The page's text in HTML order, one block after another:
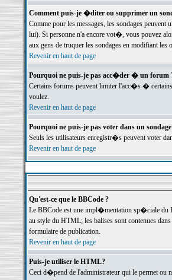
Comment puis-je �diter ou supprimer un
Comme pour les messages, les sondages
lui). Si personne n'a encore vot�, vous pouvez
aux gens de truquer les sondages en modifiant
Revenir en haut de page
Pourquoi ne puis-je pas acc�der � un forum
Certains forums peuvent limiter l'acc�s �
voulez.
Revenir en haut de page
Pourquoi ne puis-je pas voter dans un sondage
Seuls les utilisateurs enregistr�s peuvent voter
Revenir en haut de page
Qu'est-ce que le BBCode ?
Le BBCode est une impl�mentation sp�ciale du
au style du HTML; les balises sont contenues
formulaire de publication.
Revenir en haut de page
Puis-je utiliser le HTML?
Ceci d�pend de l'administrateur qui le permet ou